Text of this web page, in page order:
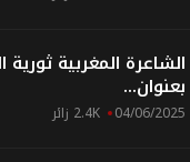
الشاعرة المغربية
بعنوان...
04/06/2025 2.4K زائر